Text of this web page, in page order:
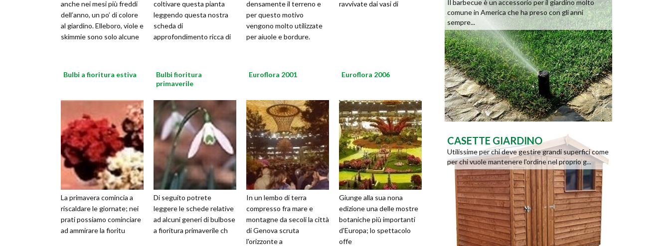
anche nei mesi più freddi
dell’anno, un po’ di colore
al giardino. Elleboro, viole e
skimmie sono solo alcune
coltivare questa pianta
leggendo questa nostra
scheda di
approfondimento ricca di
densamente il terreno e
per questo motivo
vengono molto utilizzate
per aiuole e bordure.
ravvivate dai vasi di
Bulbi a fioritura estiva
La primavera comincia a
riscaldare le giornate; nei
prati possiamo cominciare
ad ammirare la fioritu
Bulbi fioritura
primaverile
Di seguito potrete
leggere le schede relative
ad alcuni generi di bulbose
a fioritura primaverile ch
Euroflora 2001
In un lembo di terra
compresso fra mare e
montagne da secoli la città
di Genova scruta
l'orizzonte a
Euroflora 2006
Giunge alla sua nona
edizione una delle mostre
botaniche più importanti
d'Europa; lo spettacolo
offe
Il barbecue è un accessorio per il giardino molto
comune in America che ha preso con gli anni
sempre...
CASETTE GIARDINO
Utilissime per chi deve gestire grandi superfici come
per chi vuole mantenere l'ordine nel proprio g...